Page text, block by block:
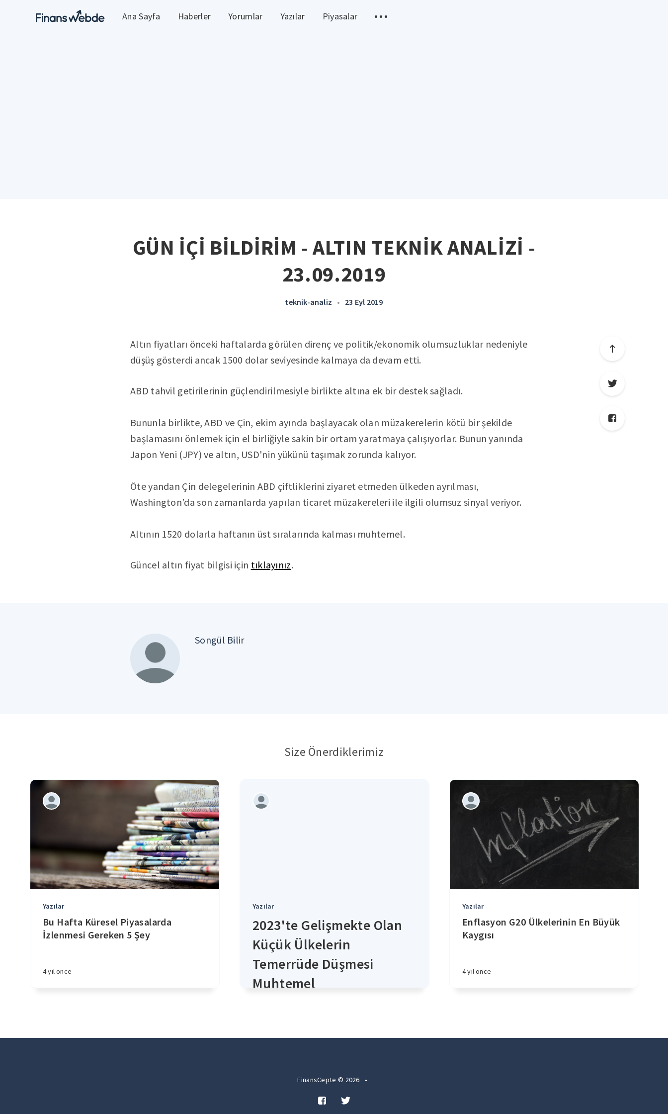
Ana Sayfa Haberler Yorumlar Yazılar Piyasalar
GÜN İÇİ BİLDİRİM - ALTIN TEKNİK ANALİZİ -
23.09.2019
teknik-analiz • 23 Eyl 2019
Altın fiyatları önceki haftalarda görülen direnç ve politik/ekonomik olumsuzluklar nedeniyle
düşüş gösterdi ancak 1500 dolar seviyesinde kalmaya da devam etti.
ABD tahvil getirilerinin güçlendirilmesiyle birlikte altına ek bir destek sağladı.
Bununla birlikte, ABD ve Çin, ekim ayında başlayacak olan müzakerelerin kötü bir şekilde
başlamasını önlemek için el birliğiyle sakin bir ortam yaratmaya çalışıyorlar. Bunun yanında
Japon Yeni (JPY) ve altın, USD'nin yükünü taşımak zorunda kalıyor.
Öte yandan Çin delegelerinin ABD çiftliklerini ziyaret etmeden ülkeden ayrılması,
Washington’da son zamanlarda yapılan ticaret müzakereleri ile ilgili olumsuz sinyal veriyor.
Altının 1520 dolarla haftanın üst sıralarında kalması muhtemel.
Güncel altın fiyat bilgisi için tıklayınız.
Songül Bilir
Size Önerdiklerimiz
Yazılar
Bu Hafta Küresel Piyasalarda
İzlenmesi Gereken 5 Şey
4 yıl önce
Yazılar
2023'te Gelişmekte Olan
Küçük Ülkelerin
Temerrüde Düşmesi
Muhtemel
Yazılar
Enflasyon G20 Ülkelerinin En Büyük
Kaygısı
4 yıl önce
FinansCepte © 2026 •